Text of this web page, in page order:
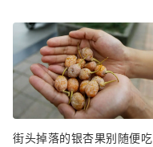
街头掉落的银杏果别随便吃